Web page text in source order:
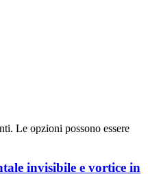
Le opzioni possono essere
invisibile e vortice in